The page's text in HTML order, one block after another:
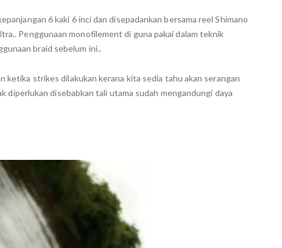
6 kaki 6 inci dan disepadankan bersama reel Shimano
Penggunaan monofilement di guna pakai dalam teknik
braid sebelum ini..
ketika strikes dilakukan kerana kita sedia tahu akan serangan
diperlukan disebabkan tali utama sudah mengandungi daya